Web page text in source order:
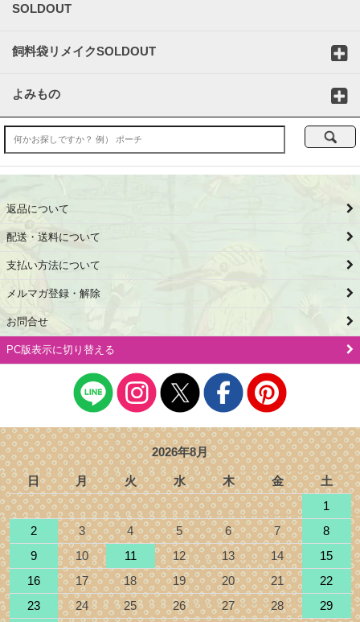
SOLDOUT
飼料袋リメイクSOLDOUT
よみもの
返品について
配送・送料について
支払い方法について
メルマガ登録・解除
お問合せ
PC版表示に切り替える
2026年8月
日 月 火 水 木 金
土
1
2
3 4 5 6 7
8
9
10 11 12 13 14
15
16
17 18 19 20 21
22
23
24 25 26 27 28
29